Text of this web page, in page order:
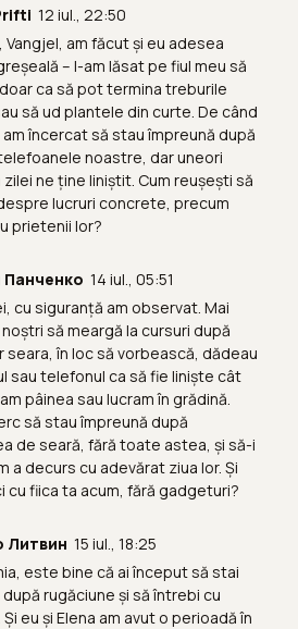
12 iul., 22:50
Vangjel, am făcut și eu adesea
– l-am lăsat pe fiul meu să
ca să pot termina treburile
să ud plantele din curte. De când
încercat să stau împreună după
noastre, dar uneori
ne ține liniștit. Cum reușești să
lucruri concrete, precum
prietenii lor?
Панченко 14 iul., 05:51
cu siguranță am observat. Mai
să meargă la cursuri după
seara, în loc să vorbească, dădeau
sau telefonul ca să fie liniște cât
pâinea sau lucram în grădină.
să stau împreună după
de seară, fără toate astea, și să-i
a decurs cu adevărat ziua lor. Și
cu fiica ta acum, fără gadgeturi?
Литвин 15 iul., 18:25
este bine că ai început să stai
rugăciune și să întrebi cu
eu și Elena am avut o perioadă în